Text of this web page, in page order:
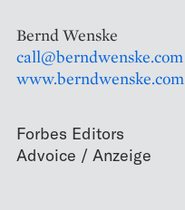
Bernd Wenske
call@berndwenske.com
www.berndwenske.com
Forbes Editors